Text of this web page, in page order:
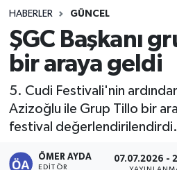
HABERLER GÜNCEL
ŞGC Başkanı
bir araya geldi
5. Cudi Festivali'nin
Azizoğlu ile Grup Tillo bir
festival değerlendirilendirdi.
ÖMER AYDA
EDITÖR
07.07.2026 -
Ekonomi
Şırnak
Sağlık
Şirnak Namaz Vakitleri
Şırnak Trafik Yoğunluk
Süper Lig Puan Durumu
Tüm Manşetler